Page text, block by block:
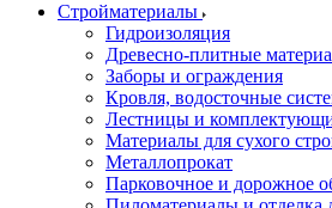
Стройматериалы
Гидроизоляция
Древесно-плитные
Заборы и ограждения
Кровля, водосточные
Лестницы и
Материалы для сухого
Металлопрокат
Парковочное и дорожное